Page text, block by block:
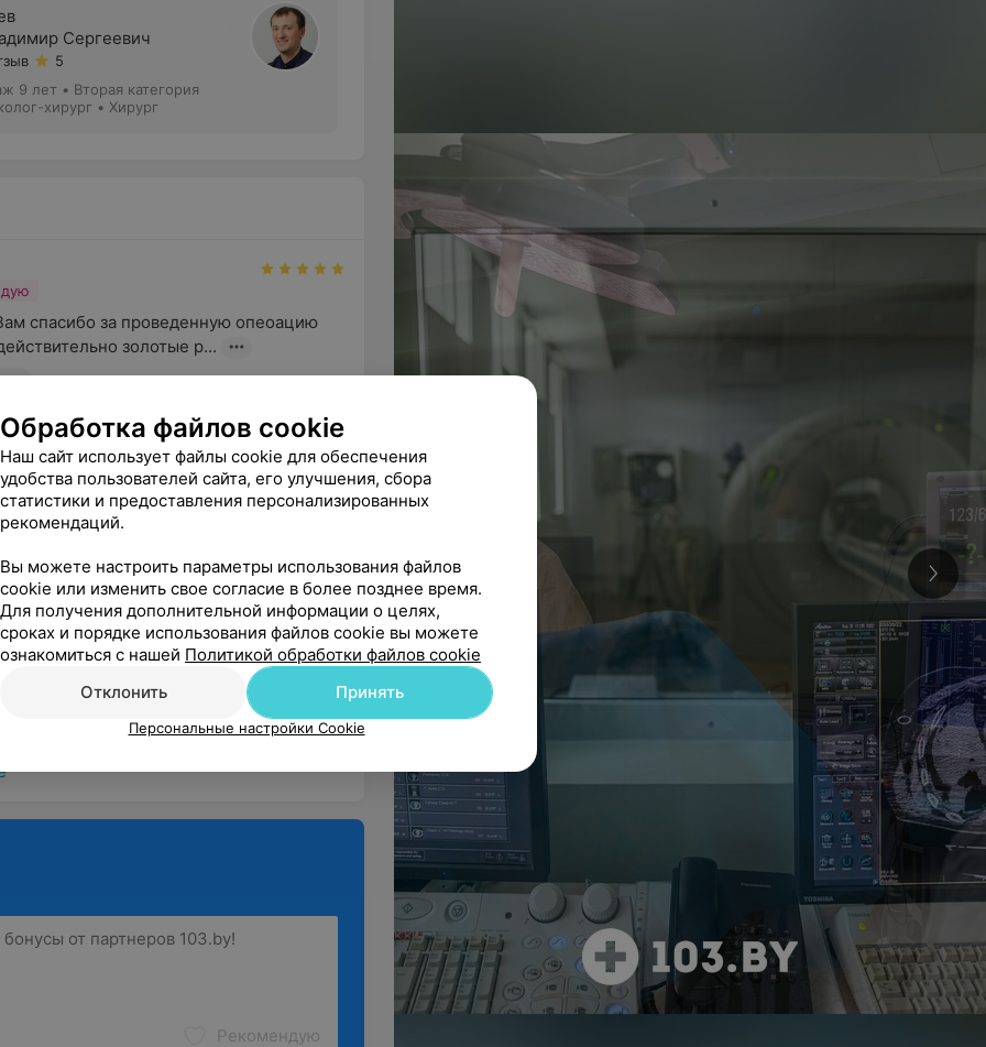
Сергеевич
5
9 лет • Вторая категория
хирург • Хирург
спасибо за проведенную опеоацию
золотые р...
Козловскому Дмитрию
побоюсь сказать врачу с большо...
Здоровья Врачу, который дарит
Рекомендую
Обработка файлов cookie
Наш сайт использует файлы cookie для обеспечения
удобства пользователей сайта, его улучшения, сбора
статистики и предоставления персонализированных
рекомендаций.
Вы можете настроить параметры использования файлов
cookie или изменить свое согласие в более позднее время.
Для получения дополнительной информации о целях,
сроках и порядке использования файлов cookie вы можете
ознакомиться с нашей Политикой обработки файлов cookie
Отклонить
Принять
Персональные настройки Cookie